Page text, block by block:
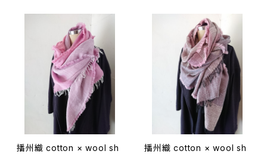
播州織 cotton × wool sh
播州織 cotton × wool sh